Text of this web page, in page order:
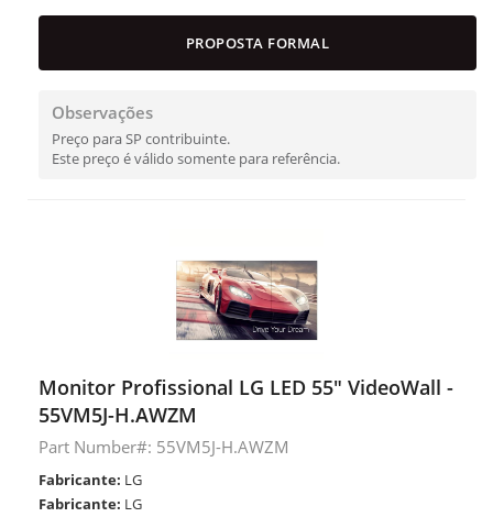
PROPOSTA FORMAL
Observações
Preço para SP contribuinte.
Este preço é válido somente para referência.
Monitor Profissional LG LED 55" VideoWall -
55VM5J-H.AWZM
Part Number#: 55VM5J-H.AWZM
Fabricante: LG
Fabricante: LG